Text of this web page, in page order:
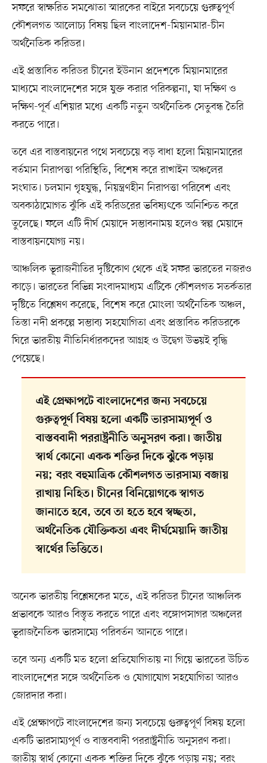
সফরে স্বাক্ষরিত সমঝোতা স্মারকের বাইরে সবচেয়ে গুরুত্বপূর্ণ
কৌশলগত আলোচ্য বিষয় ছিল বাংলাদেশ-মিয়ানমার-চীন
অর্থনৈতিক করিডর।
এই প্রস্তাবিত করিডর চীনের ইউনান প্রদেশকে মিয়ানমারের
মাধ্যমে বাংলাদেশের সঙ্গে যুক্ত করার পরিকল্পনা, যা দক্ষিণ ও
দক্ষিণ-পূর্ব এশিয়ার মধ্যে একটি নতুন অর্থনৈতিক সেতুবন্ধ তৈরি
করতে পারে।
তবে এর বাস্তবায়নের পথে সবচেয়ে বড় বাধা হলো মিয়ানমারের
বর্তমান নিরাপত্তা পরিস্থিতি, বিশেষ করে রাখাইন অঞ্চলের
সংঘাত। চলমান গৃহযুদ্ধ, নিয়ন্ত্রণহীন নিরাপত্তা পরিবেশ এবং
অবকাঠামোগত ঝুঁকি এই করিডরের ভবিষ্যৎকে অনিশ্চিত করে
তুলেছে। ফলে এটি দীর্ঘ মেয়াদে সম্ভাবনাময় হলেও স্বল্প মেয়াদে
বাস্তবায়নযোগ্য নয়।
আঞ্চলিক ভূরাজনীতির দৃষ্টিকোণ থেকে এই সফর ভারতের নজরও
কাড়ে। ভারতের বিভিন্ন সংবাদমাধ্যম এটিকে কৌশলগত সতর্কতার
দৃষ্টিতে বিশ্লেষণ করেছে, বিশেষ করে মোংলা অর্থনৈতিক অঞ্চল,
তিস্তা নদী প্রকল্পে সম্ভাব্য সহযোগিতা এবং প্রস্তাবিত করিডরকে
ঘিরে ভারতীয় নীতিনির্ধারকদের আগ্রহ ও উদ্বেগ উভয়ই বৃদ্ধি
পেয়েছে।
এই প্রেক্ষাপটে বাংলাদেশের জন্য সবচেয়ে
গুরুত্বপূর্ণ বিষয় হলো একটি ভারসাম্যপূর্ণ ও
বাস্তববাদী পররাষ্ট্রনীতি অনুসরণ করা। জাতীয়
স্বার্থ কোনো একক শক্তির দিকে ঝুঁকে পড়ায়
নয়; বরং বহুমাত্রিক কৌশলগত ভারসাম্য বজায়
রাখায় নিহিত। চীনের বিনিয়োগকে স্বাগত
জানাতে হবে, তবে তা হতে হবে স্বচ্ছতা,
অর্থনৈতিক যৌক্তিকতা এবং দীর্ঘমেয়াদি জাতীয়
স্বার্থের ভিত্তিতে।
অনেক ভারতীয় বিশ্লেষকের মতে, এই করিডর চীনের আঞ্চলিক
প্রভাবকে আরও বিস্তৃত করতে পারে এবং বঙ্গোপসাগর অঞ্চলের
ভূরাজনৈতিক ভারসাম্যে পরিবর্তন আনতে পারে।
তবে অন্য একটি মত হলো প্রতিযোগিতায় না গিয়ে ভারতের উচিত
বাংলাদেশের সঙ্গে অর্থনৈতিক ও যোগাযোগ সহযোগিতা আরও
জোরদার করা।
এই প্রেক্ষাপটে বাংলাদেশের জন্য সবচেয়ে গুরুত্বপূর্ণ বিষয় হলো
একটি ভারসাম্যপূর্ণ ও বাস্তববাদী পররাষ্ট্রনীতি অনুসরণ করা।
জাতীয় স্বার্থ কোনো একক শক্তির দিকে ঝুঁকে পড়ায় নয়; বরং